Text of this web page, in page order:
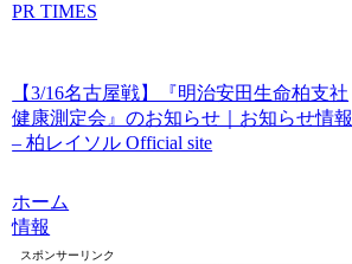
PR TIMES
【3/16名古屋戦】『明治安田生命柏支社
健康測定会』のお知らせ｜お知らせ情報
– 柏レイソル Official site
ホーム
情報
スポンサーリンク